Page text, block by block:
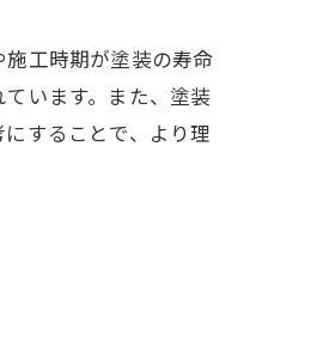
工時期が塗装の寿命
います。また、塗装
することで、より理